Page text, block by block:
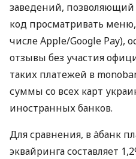
заведений, позволяющий
код просматривать
числе Apple/Google Pay),
отзывы без участия
таких платежей в
суммы со всех карт
иностранных банков.
Для сравнения, в àбанк
эквайринга составляет